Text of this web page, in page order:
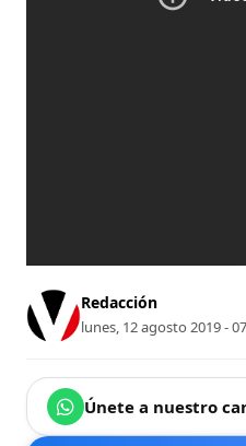
Redacción
lunes, 12 agosto 2019 -
Únete a nuestro